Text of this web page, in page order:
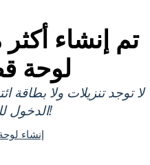
تم إنشاء
لوحة
لا توجد تنزيلات ولا بطاقة
الدخول للمحاولة!
إنشاء